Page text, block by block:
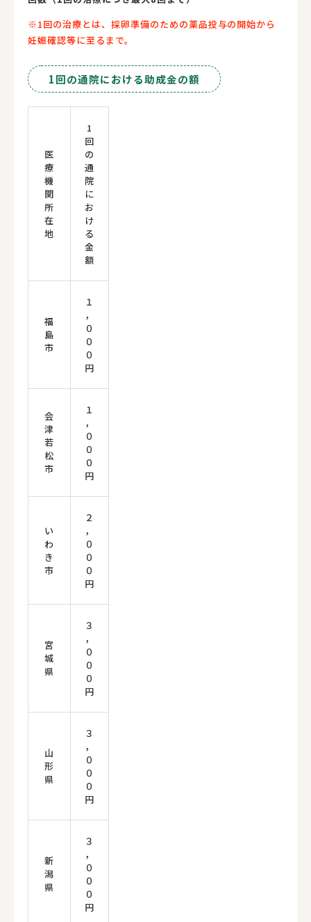
※1回の治療とは、採卵準備のための薬品投与の開始から
妊娠確認等に至るまで。
1回の通院における助成金の額
医
療
機
関
所
在
地
1
回
の
通
院
に
お
け
る
金
額
福
島
市
１
，
０
０
０
円
会
津
若
松
市
１
，
０
０
０
円
い
わ
き
市
２
，
０
０
０
円
宮
城
県
３
，
０
０
０
円
山
形
県
３
，
０
０
０
円
新
潟
県
３
，
０
０
０
円